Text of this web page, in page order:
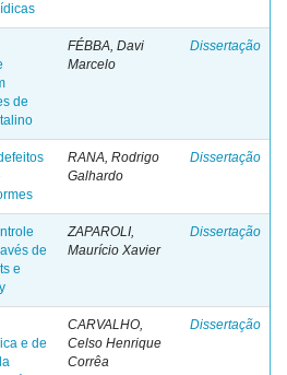
de
FÉBBA, Davi
Marcelo
Dissertação
RANA, Rodrigo
Galhardo
Dissertação
de
e
ZAPAROLI,
Maurício Xavier
Dissertação
e de
CARVALHO,
Celso Henrique
Corrêa
Dissertação